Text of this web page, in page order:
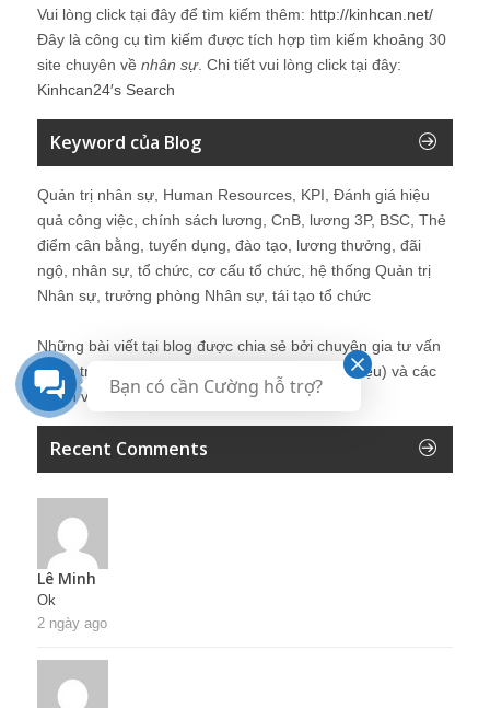
Vui lòng click tại đây để tìm kiếm thêm: http://kinhcan.net/
Đây là công cụ tìm kiếm được tích hợp tìm kiếm khoảng 30
site chuyên về nhân sự. Chi tiết vui lòng click tại đây:
Kinhcan24′s Search
Keyword của Blog
Quản trị nhân sự, Human Resources, KPI, Đánh giá hiệu
quả công việc, chính sách lương, CnB, lương 3P, BSC, Thẻ
điểm cân bằng, tuyển dụng, đào tạo, lương thưởng, đãi
ngộ, nhân sự, tổ chức, cơ cấu tổ chức, hệ thống Quản trị
Nhân sự, trưởng phòng Nhân sự, tái tạo tổ chức
Những bài viết tại blog được chia sẻ bởi chuyên gia tư vấn
Quản trị Nhân sự Nguyễn Hùng Cường (
giới thiệu) và các
thành viên khác trong cộng đồng Nhân sự.
Recent Comments
Lê Minh
Ok
2 ngày ago
Bạn có cần Cường hỗ trợ?